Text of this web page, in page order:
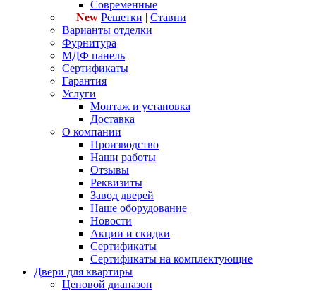
Современные
New Решетки | Ставни
Варианты отделки
Фурнитура
МДФ панель
Сертификаты
Гарантия
Услуги
Монтаж и установка
Доставка
О компании
Производство
Наши работы
Отзывы
Реквизиты
Завод дверей
Наше оборудование
Новости
Акции и скидки
Сертификаты
Сертификаты на комплектующие
Двери для квартиры
Ценовой диапазон